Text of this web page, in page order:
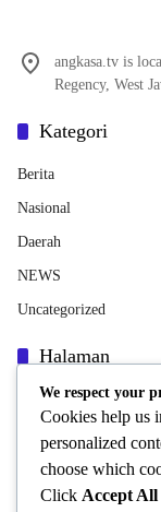
angkasa.tv is
Regency, West
Kategori
Berita
Nasional
Daerah
NEWS
Uncategorized
Halaman
Indeks Berita
Pedoman Media Siber
Privacy Policy
We respect your
Cookies help us
personalized
choose which
Click Accept All